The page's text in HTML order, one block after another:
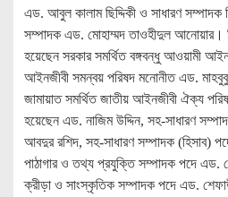
এড. আবুল কালাম ছিদ্দিকী ও সাধারণ সম্পাদক
সম্পাদক এড. মোহাম্মদ তাওহীদুল আনোয়ার।
হয়েছেন সরকার সমর্থিত বঙ্গবন্ধু আওয়ামী
আইনজীবী সমন্বয় পরিষদ মনোনীত এড.
জামায়াত সমর্থিত জাতীয় আইনজীবী ঐক্য
হয়েছেন এড. নাজিম উদ্দিন, সহ-সাধারণ
আবদুর রশিদ, সহ-সাধারণ সম্পাদক (হিসাব)
পাঠাগার ও তথ্য প্রযুক্তি সম্পাদক পদে এড.
ক্রীড়া ও সাংস্কৃতিক সম্পাদক পদে এড.